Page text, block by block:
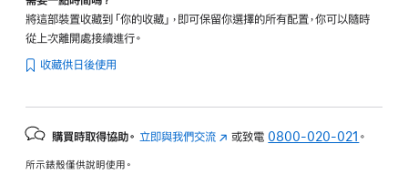
將這部裝置收藏到「你的收藏」，即可保留你選擇的所有配置，你可以隨時
從上次離開處接續進行。
收藏供日後使用
購買時取得協助。 立即與我們交流 (以 或致電 0800-020-021 。
所示錶殼僅供說明使用。